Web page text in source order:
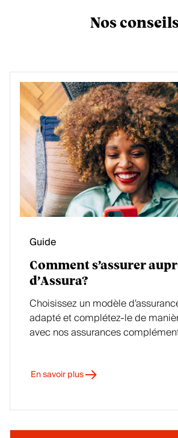
Nos
Guide
Comment s’assurer
d’Assura?
Choisissez un modèle
adapté et complétez-le de
avec nos assurances
En savoir plus